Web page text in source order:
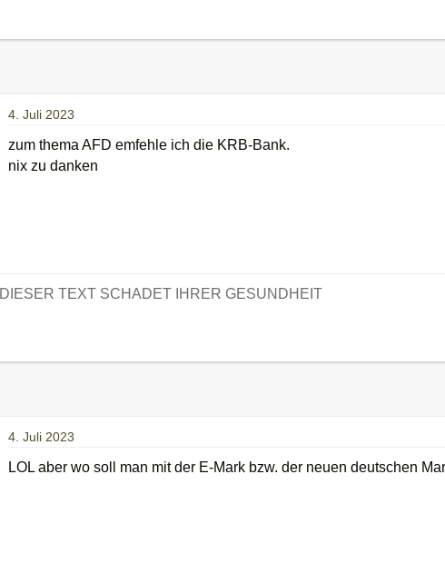
4. Juli 2023
zum thema AFD emfehle ich die KRB-Bank.
nix zu danken
DIESER TEXT SCHADET IHRER GESUNDHEIT
4. Juli 2023
LOL aber wo soll man mit der E-Mark bzw. der neuen deutschen